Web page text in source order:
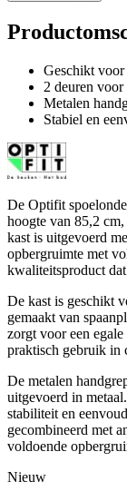
Geschikt voor
2 deuren
Metalen
Stabiel en
De Optifit
hoogte van 85,2
kast is uitgevoerd
opbergruimte met
kwaliteitsproduct
De kast is geschikt
gemaakt van
zorgt voor een
praktisch gebruik in
De metalen
uitgevoerd in
stabiliteit en
gecombineerd met
voldoende
Nieuw